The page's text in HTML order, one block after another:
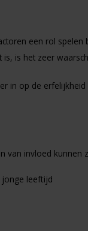
een rol
is het zeer
in op de erfelijkheid
van invloed
jonge leeftijd